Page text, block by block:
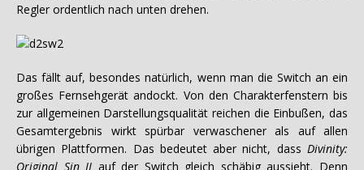
Regler ordentlich nach unten drehen.
Das fällt auf, besondes natürlich, wenn man die Switch an ein
großes Fernsehgerät andockt. Von den Charakterfenstern bis
zur allgemeinen Darstellungsqualität reichen die Einbußen, das
Gesamtergebnis wirkt spürbar verwaschener als auf allen
übrigen Plattformen. Das bedeutet aber nicht, dass Divinity:
Original Sin II auf der Switch gleich schäbig aussieht. Denn